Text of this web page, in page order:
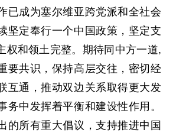
已成为塞尔维亚跨党派和全社会
坚定奉行一个中国政策，坚定支
权和领土完整。期待同中方一道,
要共识，保持高层交往，密切经
互通，推动双边关系取得更大发
务中发挥着平衡和建设性作用。
的所有重大倡议，支持推进中国